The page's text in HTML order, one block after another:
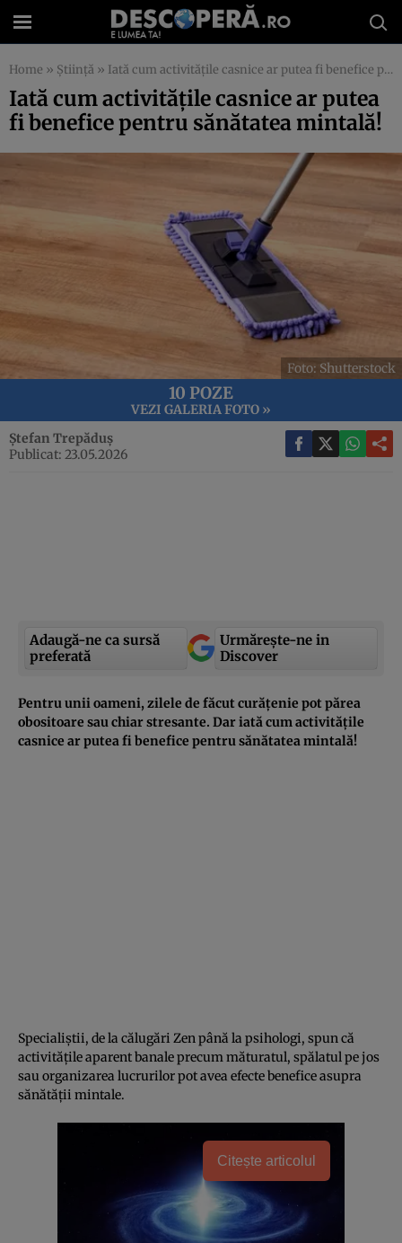
Home » Știință » Iată cum activitățile casnice ar putea fi benefice pentru sănătatea mintală!
Iată cum activitățile casnice ar putea
fi benefice pentru sănătatea mintală!
Foto: Shutterstock
10 POZE
VEZI GALERIA FOTO »
Ștefan Trepăduș
Publicat: 23.05.2026
Adaugă-ne ca sursă
preferată
Urmărește-ne in
Discover
Pentru unii oameni, zilele de făcut curățenie pot părea
obositoare sau chiar stresante. Dar iată cum activitățile
casnice ar putea fi benefice pentru sănătatea mintală!
Specialiștii, de la călugări Zen până la psihologi, spun că
activitățile aparent banale precum măturatul, spălatul pe jos
sau organizarea lucrurilor pot avea efecte benefice asupra
sănătății mintale.
Citește articolul